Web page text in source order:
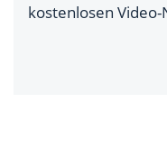
kostenlosen